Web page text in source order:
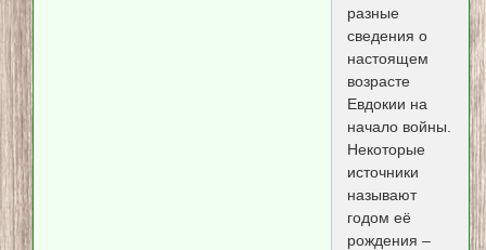
разные
сведения о
настоящем
возрасте
Евдокии на
начало войны.
Некоторые
источники
называют
годом её
рождения –